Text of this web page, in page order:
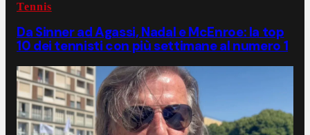
Tennis
Da Sinner ad Agassi, Nadal e McEnroe: la top
10 dei tennisti con più settimane al numero 1